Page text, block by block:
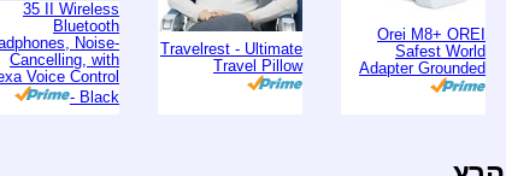
Orei M8+ OREI
Safest World
Adapter Grounded
Travelrest - Ultimate
Travel Pillow
35 II Wireless
Bluetooth
Noise-
Cancelling, with
Voice Control
- Black